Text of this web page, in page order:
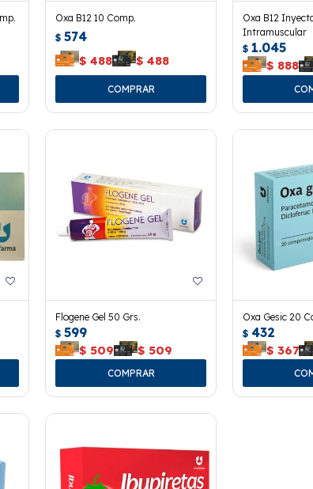
Oxa B12 10 Comp.
$ 574
$ 488 $ 488
Oxa B12
Intramuscular
$ 1.045
$ 888
Flogene Gel 50 Grs.
$ 599
$ 509 $ 509
Oxa Gesic 20
$ 432
$ 367